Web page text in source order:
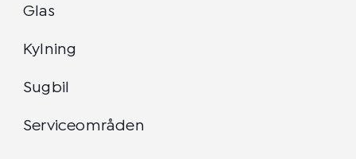
Glas
Kylning
Sugbil
Serviceområden